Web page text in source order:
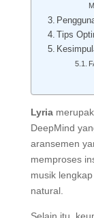
Tips
Lyria
DeepMind
aransemen
memproses
musik
natural.
Selain itu,